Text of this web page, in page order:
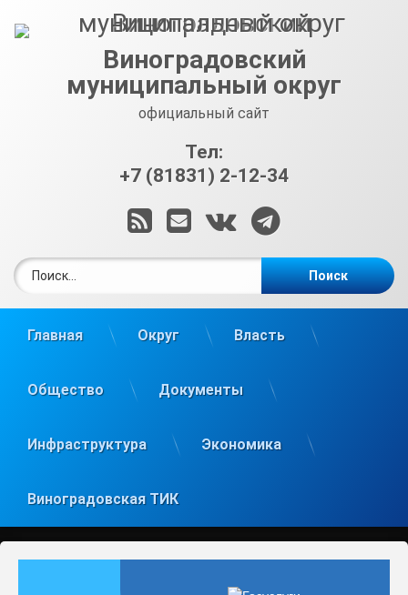
Виноградовский
муниципальный округ
официальный сайт
Тел:
+7 (81831) 2-12-34
RSSE-mailВКонтакте
Telegram
Главная Округ Власть
Общество Документы
Инфраструктура Экономика
Виноградовская ТИК